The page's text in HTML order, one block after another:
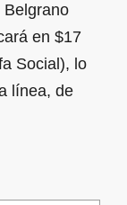
Belgrano
en $17
Social), lo
línea, de